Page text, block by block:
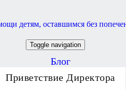
Toggle navigation
Блог
Приветствие Директора